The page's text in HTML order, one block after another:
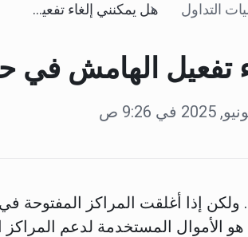
التداول هل يمكنني إلغاء تفعيل الهامش في حساب التداول؟
تفعيل الهامش في
ولكن إذا أغلقت المراكز المفتوحة
هو الأموال المستخدمة لدعم المراكز